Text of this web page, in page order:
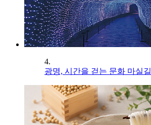
4.
광명, 시간을 걷는 문화 마실길